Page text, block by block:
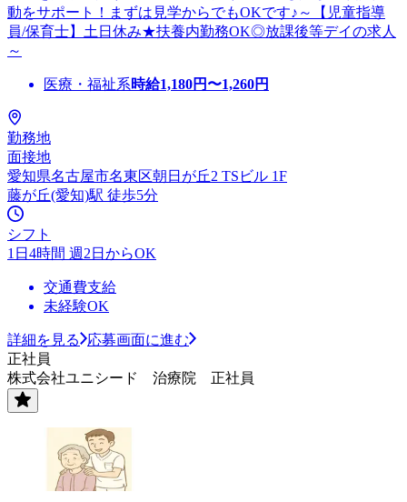
動をサポート！まずは見学からでもOKです♪～【児童指導
員/保育士】土日休み★扶養内勤務OK◎放課後等デイの求人
～
医療・福祉系時給1,180円〜1,260円
勤務地
面接地
愛知県名古屋市名東区朝日が丘2 TSビル 1F
藤が丘(愛知)駅 徒歩5分
シフト
1日4時間 週2日からOK
交通費支給
未経験OK
詳細を見る
応募画面に進む
正社員
株式会社ユニシード 治療院 正社員